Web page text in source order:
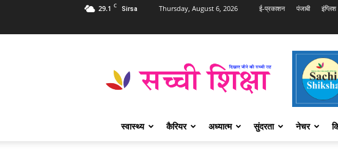
29.1 C Sirsa Thursday, August 6, 2026 ई-प्रकाशन पंजाबी इंग्लिश
Shiksha
स्वास्थ्य कैरियर अध्यात्म सुंदरता नेचर